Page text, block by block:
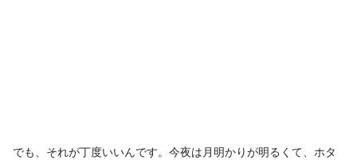
でも、それが丁度いいんです。今夜は月明かりが明るくて、ホタ